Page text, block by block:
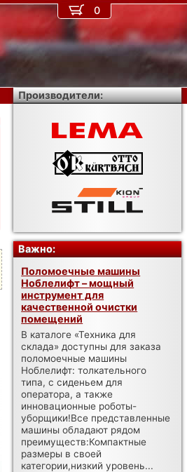
0
Производители:
Важно:
Поломоечные машины
Ноблелифт – мощный
инструмент для
качественной очистки
помещений
В каталоге «Техника для
склада» доступны для заказа
поломоечные машины
Ноблелифт: толкательного
типа, с сиденьем для
оператора, а также
инновационные роботы-
уборщики!Все представленные
машины обладают рядом
преимуществ:Компактные
размеры в своей
категории,низкий уровень...